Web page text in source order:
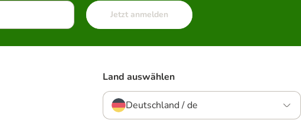
Jetzt anmelden
Land auswählen
Deutschland / de